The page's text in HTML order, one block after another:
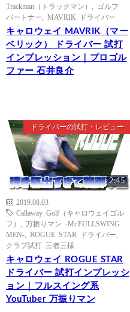
Trackman（トラックマン）
ゴルフ
パートナー
MAVRIK ドライバー
キャロウェイ MAVRIK（マー
ベリック） ドライバー 試打
インプレッション｜プロゴル
ファー 石井良介
ドライバーの試打・レビュー
2:45
2019.08.03
Callaway Golf（キャロウェイゴル
フ）
万振りマン -Mr.FULLSWING
MEN-
ROGUE STAR ドライバー
クラブ試打 三者三様
キャロウェイ ROGUE STAR
ドライバー 試打インプレッシ
ョン｜フルスイング系
YouTuber 万振りマン